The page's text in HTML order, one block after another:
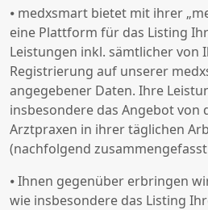
⦁ medxsmart bietet mit ihrer
eine Plattform für das Listing
Leistungen inkl. sämtlicher von
Registrierung auf unserer
angegebener Daten. Ihre
insbesondere das Angebot von
Arztpraxen in ihrer täglichen
(nachfolgend zusammengefasst
⦁ Ihnen gegenüber erbringen
wie insbesondere das Listing